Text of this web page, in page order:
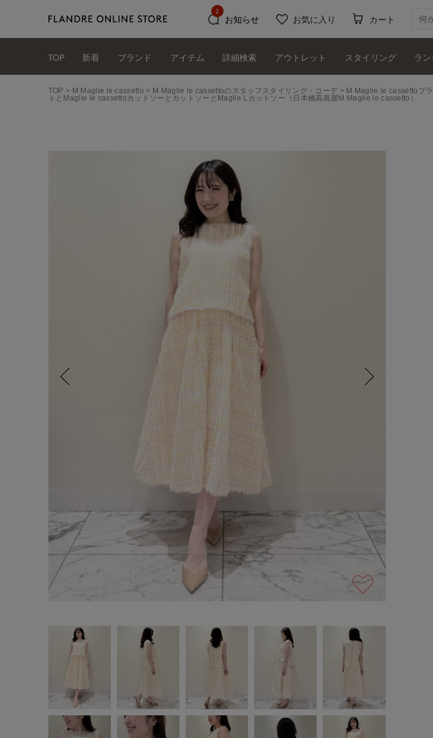
お知らせ
2
お気に入り カート
TOP 新着 ブランド アイテム 詳細検索 アウトレット スタイリング ラ
TOP M Maglie le cassetto M Maglie le cassettoのスタッフスタイリング・コーデ
M Maglie le cassettoブ
トとMaglie le cassettoカットソーとカットソーとMaglie Lカットソー（日本橋高島屋M Maglie le cassetto）